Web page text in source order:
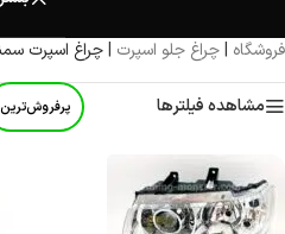
فروشگاه | چراغ جلو اسپرت | چراغ اسپرت
مشاهده فیلترها پرفروش‌ترین